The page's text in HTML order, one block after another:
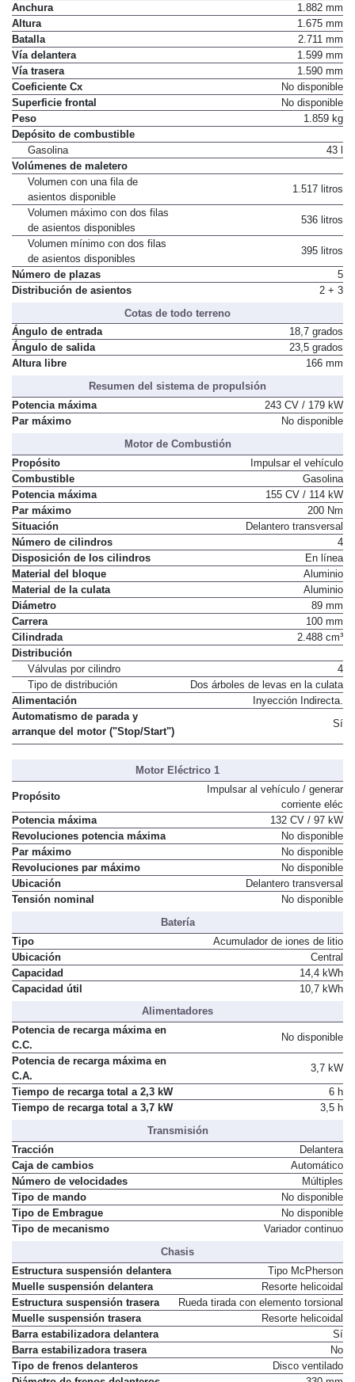
Anchura
1.882 mm
Altura
1.675 mm
Batalla
2.711 mm
Vía delantera
1.599 mm
Vía trasera
1.590 mm
Coeficiente Cx
No disponible
Superficie frontal
No disponible
Peso
1.859 kg
Depósito de combustible
Gasolina
43 l
Volúmenes de maletero
Volumen con una fila de
asientos disponible
1.517 litros
Volumen máximo con dos filas
de asientos disponibles
536 litros
Volumen mínimo con dos filas
de asientos disponibles
395 litros
Número de plazas
5
Distribución de asientos
2 + 3
Cotas de todo terreno
Ángulo de entrada
18,7 grados
Ángulo de salida
23,5 grados
Altura libre
166 mm
Resumen del sistema de propulsión
Potencia máxima
243 CV / 179 kW
Par máximo
No disponible
Motor de Combustión
Propósito
Impulsar el vehículo
Combustible
Gasolina
Potencia máxima
155 CV / 114 kW
Par máximo
200 Nm
Situación
Delantero transversal
Número de cilindros
4
Disposición de los cilindros
En línea
Material del bloque
Aluminio
Material de la culata
Aluminio
Diámetro
89 mm
Carrera
100 mm
Cilindrada
2.488 cm³
Distribución
Válvulas por cilindro
4
Tipo de distribución
Dos árboles de levas en la culata
Alimentación
Inyección Indirecta.
Automatismo de parada y
arranque del motor ("Stop/Start")
Sí
Motor Eléctrico 1
Propósito
Impulsar al vehículo / generar
corriente eléc
Potencia máxima
132 CV / 97 kW
Revoluciones potencia máxima
No disponible
Par máximo
No disponible
Revoluciones par máximo
No disponible
Ubicación
Delantero transversal
Tensión nominal
No disponible
Batería
Tipo
Acumulador de iones de litio
Ubicación
Central
Capacidad
14,4 kWh
Capacidad útil
10,7 kWh
Alimentadores
Potencia de recarga máxima en
C.C.
No disponible
Potencia de recarga máxima en
C.A.
3,7 kW
Tiempo de recarga total a 2,3 kW
6 h
Tiempo de recarga total a 3,7 kW
3,5 h
Transmisión
Tracción
Delantera
Caja de cambios
Automático
Número de velocidades
Múltiples
Tipo de mando
No disponible
Tipo de Embrague
No disponible
Tipo de mecanismo
Variador continuo
Chasis
Estructura suspensión delantera
Tipo McPherson
Muelle suspensión delantera
Resorte helicoidal
Estructura suspensión trasera
Rueda tirada con elemento torsional
Muelle suspensión trasera
Resorte helicoidal
Barra estabilizadora delantera
Sí
Barra estabilizadora trasera
No
Tipo de frenos delanteros
Disco ventilado